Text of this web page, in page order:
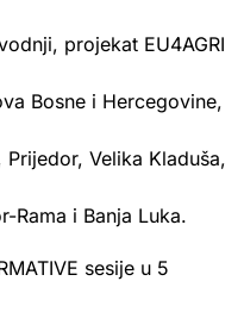
projekat EU4AGRI
Bosne i Hercegovine,
Velika Kladuša,
Rama i Banja Luka.
sesije u 5